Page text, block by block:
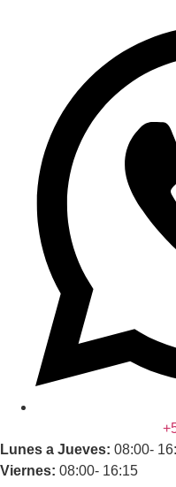
Lunes a Jueves: 08:00-
Viernes: 08:00- 16:15